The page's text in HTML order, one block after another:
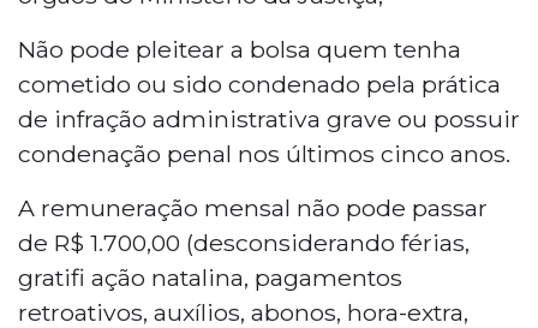
Não pode pleitear a bolsa quem tenha
cometido ou sido condenado pela prática
de infração administrativa grave ou possuir
condenação penal nos últimos cinco anos.
A remuneração mensal não pode passar
de R$ 1.700,00 (desconsiderando férias,
gratifi ação natalina, pagamentos
retroativos, auxílios, abonos, hora-extra,